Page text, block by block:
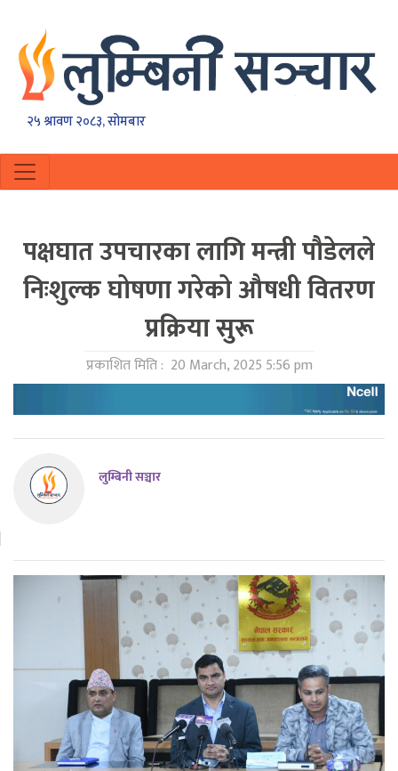
२५ श्रावण २०८३, सोमबार
पक्षघात उपचारका लागि मन्त्री पौडेलले
निःशुल्क घोषणा गरेको औषधी वितरण
प्रक्रिया सुरू
प्रकाशित मिति : 20 March, 2025 5:56 pm
लुम्बिनी सञ्चार